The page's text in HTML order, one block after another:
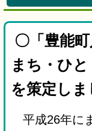
〇「豊能
まち・ひと
を策定しま
平成26年に